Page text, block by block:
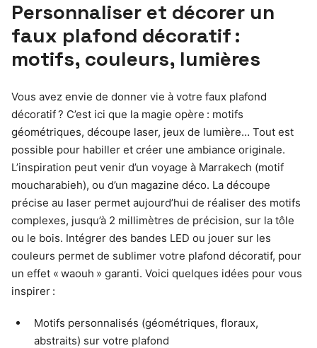
Personnaliser et décorer un
faux plafond décoratif :
motifs, couleurs, lumières
Vous avez envie de donner vie à votre faux plafond
décoratif ? C’est ici que la magie opère : motifs
géométriques, découpe laser, jeux de lumière… Tout est
possible pour habiller et créer une ambiance originale.
L’inspiration peut venir d’un voyage à Marrakech (motif
moucharabieh), ou d’un magazine déco. La découpe
précise au laser permet aujourd’hui de réaliser des motifs
complexes, jusqu’à 2 millimètres de précision, sur la tôle
ou le bois. Intégrer des bandes LED ou jouer sur les
couleurs permet de sublimer votre plafond décoratif, pour
un effet « waouh » garanti. Voici quelques idées pour vous
inspirer :
Motifs personnalisés (géométriques, floraux,
abstraits) sur votre plafond